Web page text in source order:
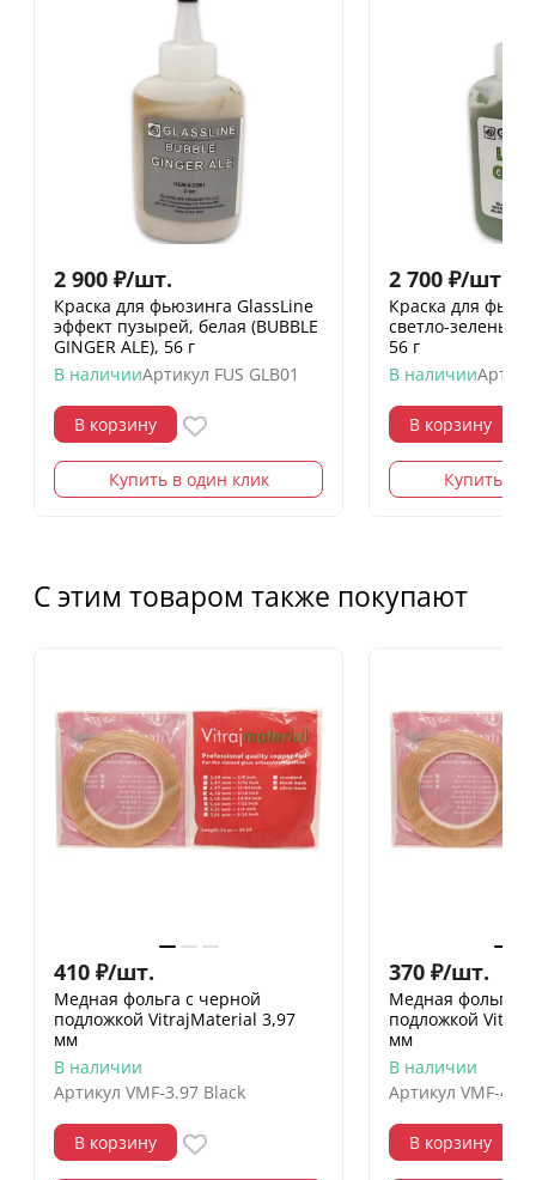
2 900 ₽/шт.
Краска для фьюзинга GlassLine
эффект пузырей, белая (BUBBLE
GINGER ALE), 56 г
В наличииАртикул FUS GLB01
В корзину
Купить в один клик
2 700 ₽/шт.
Краска для
светло-зеленый
56 г
В наличии
В корзину
Купить в
С этим товаром также покупают
410 ₽/шт.
Медная фольга с черной
подложкой VitrajMaterial 3,97
мм
В наличии
Артикул VMF-3.97 Black
В корзину
370 ₽/шт.
Медная фольга с
подложкой
мм
В наличии
Артикул VMF-
В корзину